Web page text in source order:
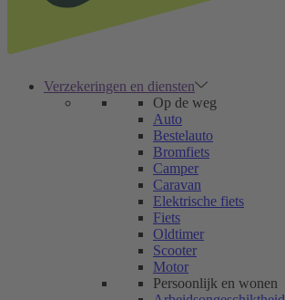
Verzekeringen en diensten
Op de weg
Auto
Bestelauto
Bromfiets
Camper
Caravan
Elektrische fiets
Fiets
Oldtimer
Scooter
Motor
Persoonlijk en wonen